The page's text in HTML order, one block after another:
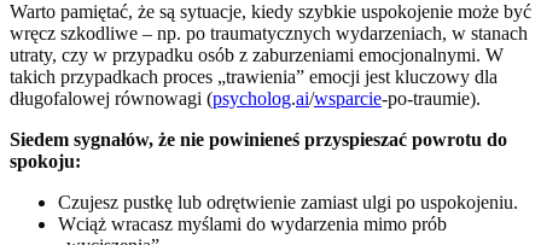
Warto pamiętać, że są sytuacje, kiedy szybkie uspokojenie może być
wręcz szkodliwe – np. po traumatycznych wydarzeniach, w stanach
utraty, czy w przypadku osób z zaburzeniami emocjonalnymi. W
takich przypadkach proces „trawienia” emocji jest kluczowy dla
długofalowej równowagi (psycholog.ai/wsparcie-po-traumie).
Siedem sygnałów, że nie powinieneś przyspieszać powrotu do
spokoju:
Czujesz pustkę lub odrętwienie zamiast ulgi po uspokojeniu.
Wciąż wracasz myślami do wydarzenia mimo prób